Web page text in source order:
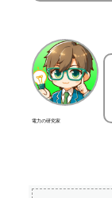
電力の研究家